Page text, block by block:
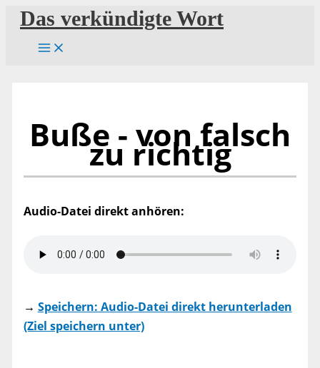
Zum
Inhalt
springen
Das verkündigte Wort
Buße - von falsch
zu richtig
Audio-Datei direkt anhören:
→ Speichern: Audio-Datei direkt herunterladen
(Ziel speichern unter)